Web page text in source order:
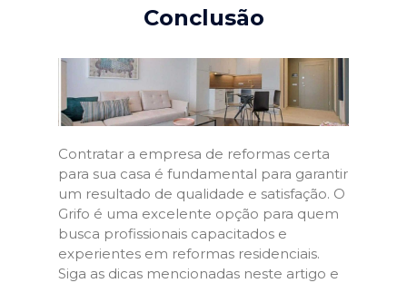
Conclusão
Contratar a empresa de reformas certa
para sua casa é fundamental para garantir
um resultado de qualidade e satisfação. O
Grifo é uma excelente opção para quem
busca profissionais capacitados e
experientes em reformas residenciais.
Siga as dicas mencionadas neste artigo e